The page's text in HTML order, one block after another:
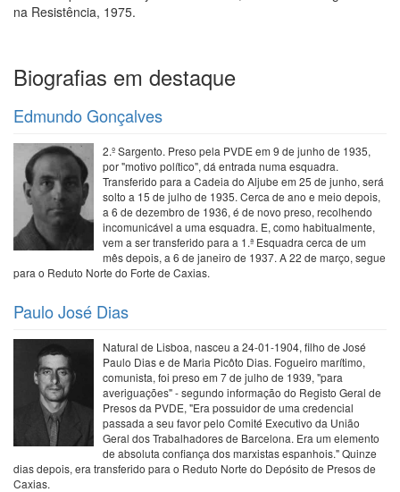
na Resistência, 1975.
Biografias em destaque
Edmundo Gonçalves
2.º Sargento. Preso pela PVDE em 9 de junho de 1935,
por "motivo político", dá entrada numa esquadra.
Transferido para a Cadeia do Aljube em 25 de junho, será
solto a 15 de julho de 1935. Cerca de ano e meio depois,
a 6 de dezembro de 1936, é de novo preso, recolhendo
incomunicável a uma esquadra. E, como habitualmente,
vem a ser transferido para a 1.ª Esquadra cerca de um
mês depois, a 6 de janeiro de 1937. A 22 de março, segue
para o Reduto Norte do Forte de Caxias.
Paulo José Dias
Natural de Lisboa, nasceu a 24-01-1904, filho de José
Paulo Dias e de Maria Picôto Dias. Fogueiro marítimo,
comunista, foi preso em 7 de julho de 1939, "para
averiguações" - segundo informação do Registo Geral de
Presos da PVDE, "Era possuidor de uma credencial
passada a seu favor pelo Comité Executivo da União
Geral dos Trabalhadores de Barcelona. Era um elemento
de absoluta confiança dos marxistas espanhois." Quinze
dias depois, era transferido para o Reduto Norte do Depósito de Presos de
Caxias.